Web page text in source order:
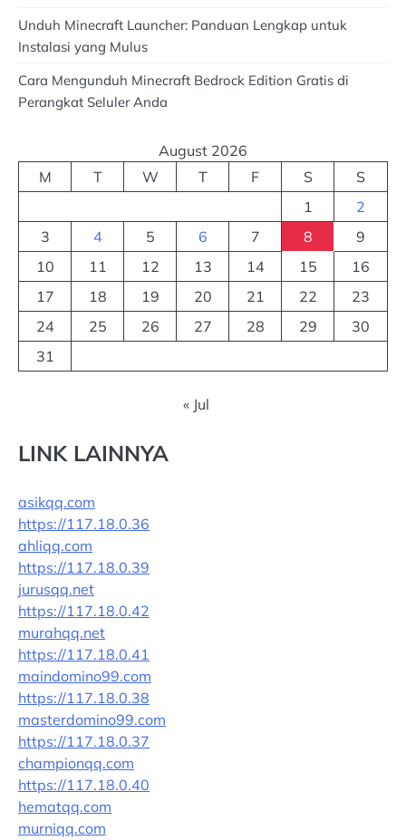
Unduh Minecraft Launcher: Panduan Lengkap untuk
Instalasi yang Mulus
Cara Mengunduh Minecraft Bedrock Edition Gratis di
Perangkat Seluler Anda
August 2026
M
T W T F S
S
1
2
3
4 5 6 7 8
9
10
11 12 13 14 15
16
17
18 19 20 21 22
23
24
25 26 27 28 29
30
31
« Jul
LINK LAINNYA
asikqq.com
https://117.18.0.36
ahliqq.com
https://117.18.0.39
jurusqq.net
https://117.18.0.42
murahqq.net
https://117.18.0.41
maindomino99.com
https://117.18.0.38
masterdomino99.com
https://117.18.0.37
championqq.com
https://117.18.0.40
hematqq.com
murniqq.com